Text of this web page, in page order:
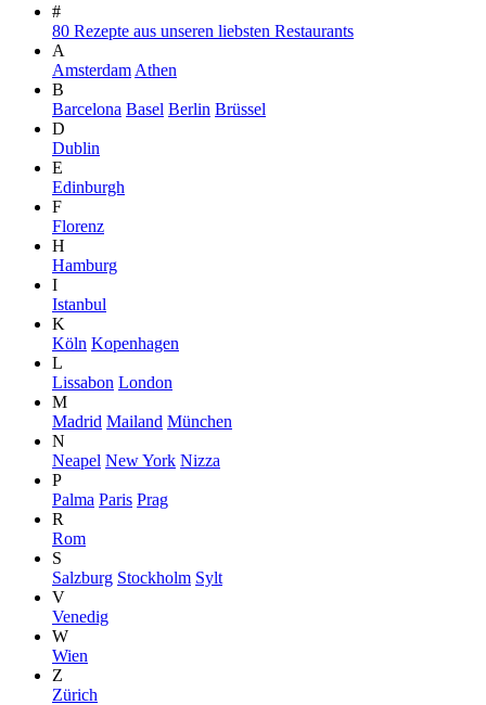
#
80 Rezepte aus unseren liebsten Restaurants
A
Amsterdam Athen
B
Barcelona Basel Berlin Brüssel
D
Dublin
E
Edinburgh
F
Florenz
H
Hamburg
I
Istanbul
K
Köln Kopenhagen
L
Lissabon London
M
Madrid Mailand München
N
Neapel New York Nizza
P
Palma Paris Prag
R
Rom
S
Salzburg Stockholm Sylt
V
Venedig
W
Wien
Z
Zürich